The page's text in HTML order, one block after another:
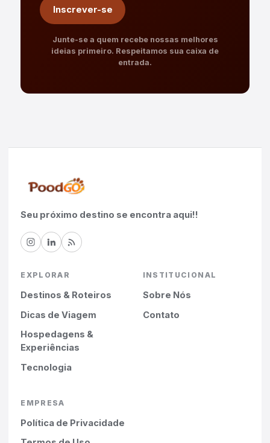
Inscrever-se
Junte-se a quem recebe nossas melhores
ideias primeiro. Respeitamos sua caixa de
entrada.
Seu próximo destino se encontra aqui!!
EXPLORAR
Destinos & Roteiros
Dicas de Viagem
Hospedagens &
Experiências
Tecnologia
INSTITUCIONAL
Sobre Nós
Contato
EMPRESA
Política de Privacidade